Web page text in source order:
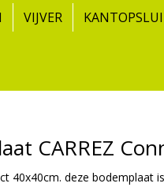
VIJVER
CARREZ
40x40cm. deze bodemplaat